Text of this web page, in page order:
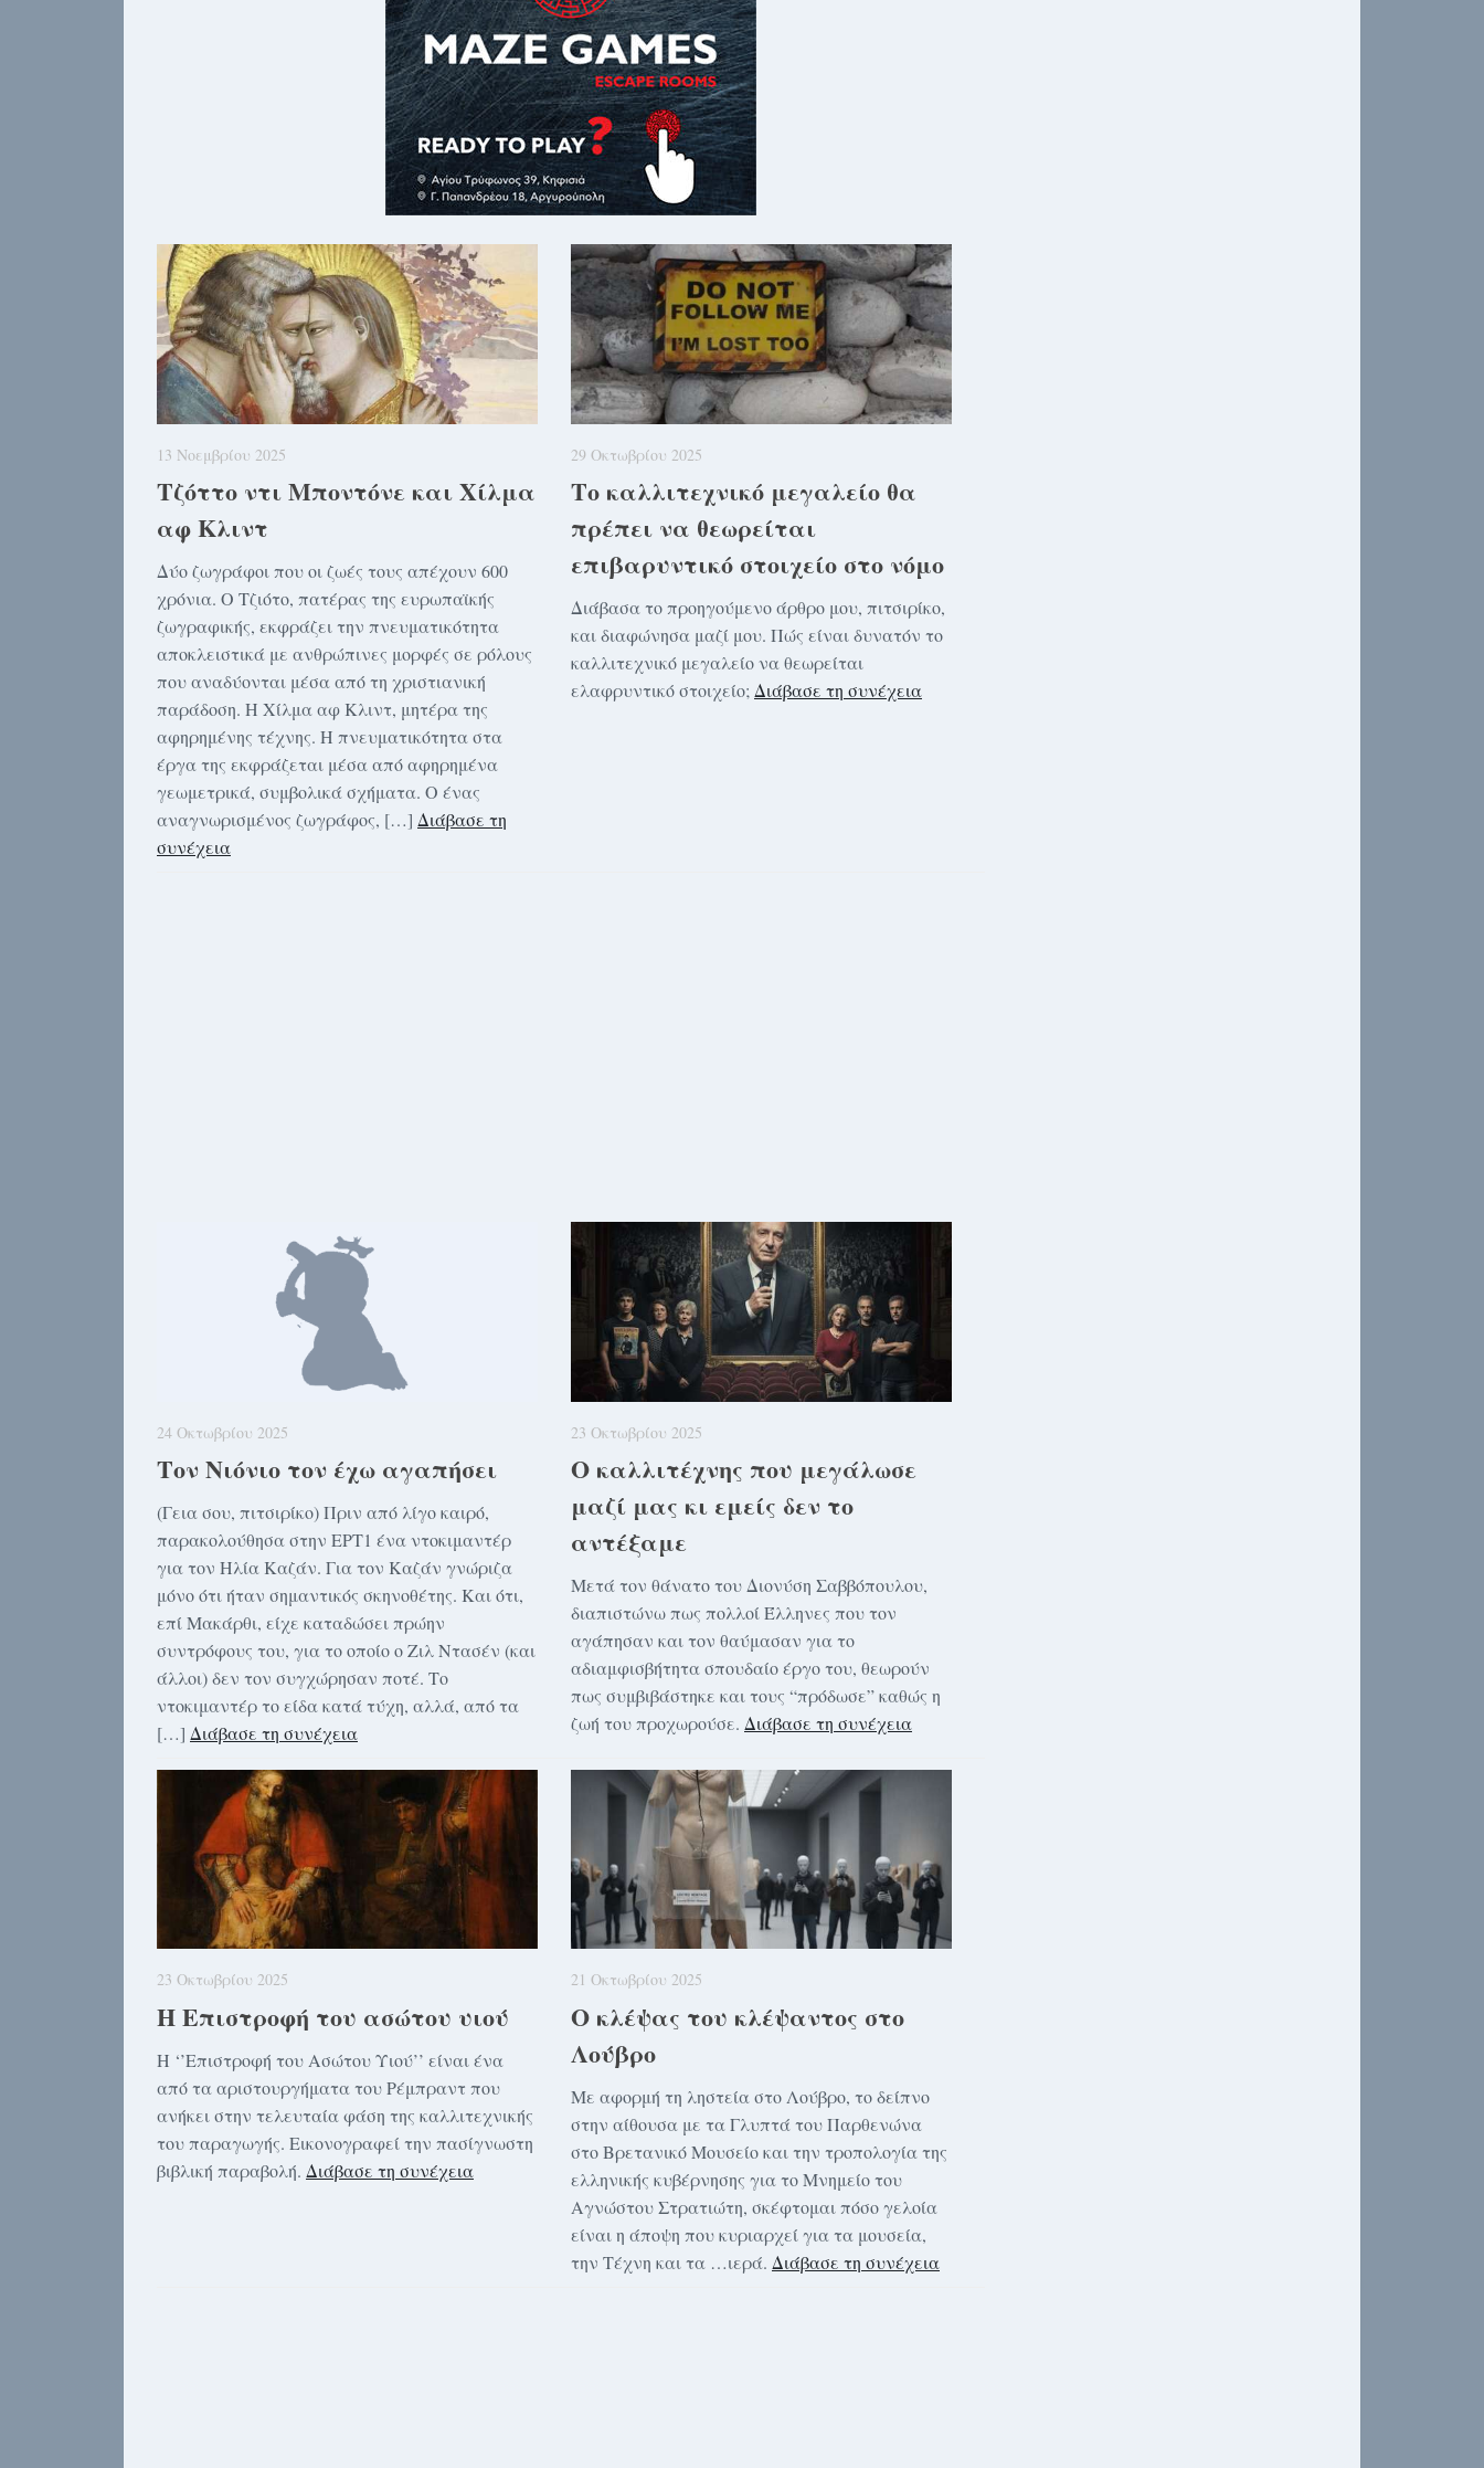
13 Νοεμβρίου 2025
Τζόττο ντι Μποντόνε και Χίλμα
αφ Κλιντ
Δύο ζωγράφοι που οι ζωές τους απέχουν 600
χρόνια. Ο Τζιότο, πατέρας της ευρωπαϊκής
ζωγραφικής, εκφράζει την πνευματικότητα
αποκλειστικά με ανθρώπινες μορφές σε ρόλους
που αναδύονται μέσα από τη χριστιανική
παράδοση. Η Χίλμα αφ Κλιντ, μητέρα της
αφηρημένης τέχνης. Η πνευματικότητα στα
έργα της εκφράζεται μέσα από αφηρημένα
γεωμετρικά, συμβολικά σχήματα. Ο ένας
αναγνωρισμένος ζωγράφος, […] Διάβασε τη
συνέχεια
29 Οκτωβρίου 2025
Το καλλιτεχνικό μεγαλείο θα
πρέπει να θεωρείται
επιβαρυντικό στοιχείο στο νόμο
Διάβασα το προηγούμενο άρθρο μου, πιτσιρίκο,
και διαφώνησα μαζί μου. Πώς είναι δυνατόν το
καλλιτεχνικό μεγαλείο να θεωρείται
ελαφρυντικό στοιχείο;Διάβασε τη συνέχεια
24 Οκτωβρίου 2025
Τον Νιόνιο τον έχω αγαπήσει
(Γεια σου, πιτσιρίκο) Πριν από λίγο καιρό,
παρακολούθησα στην ΕΡΤ1 ένα ντοκιμαντέρ
για τον Ηλία Καζάν. Για τον Καζάν γνώριζα
μόνο ότι ήταν σημαντικός σκηνοθέτης. Και ότι,
επί Μακάρθι, είχε καταδώσει πρώην
συντρόφους του, για το οποίο ο Ζιλ Ντασέν (και
άλλοι) δεν τον συγχώρησαν ποτέ. Το
ντοκιμαντέρ το είδα κατά τύχη, αλλά, από τα
[…] Διάβασε τη συνέχεια
23 Οκτωβρίου 2025
Ο καλλιτέχνης που μεγάλωσε
μαζί μας κι εμείς δεν το
αντέξαμε
Μετά τον θάνατο του Διονύση Σαββόπουλου,
διαπιστώνω πως πολλοί Έλληνες που τον
αγάπησαν και τον θαύμασαν για το
αδιαμφισβήτητα σπουδαίο έργο του, θεωρούν
πως συμβιβάστηκε και τους “πρόδωσε” καθώς η
ζωή του προχωρούσε. Διάβασε τη συνέχεια
23 Οκτωβρίου 2025
Η Επιστροφή του ασώτου υιού
Η ‘’Επιστροφή του Ασώτου Υιού’’ είναι ένα
από τα αριστουργήματα του Ρέμπραντ που
ανήκει στην τελευταία φάση της καλλιτεχνικής
του παραγωγής. Εικονογραφεί την πασίγνωστη
βιβλική παραβολή. Διάβασε τη συνέχεια
21 Οκτωβρίου 2025
Ο κλέψας του κλέψαντος στο
Λούβρο
Με αφορμή τη ληστεία στο Λούβρο, το δείπνο
στην αίθουσα με τα Γλυπτά του Παρθενώνα
στο Βρετανικό Μουσείο και την τροπολογία της
ελληνικής κυβέρνησης για το Μνημείο του
Αγνώστου Στρατιώτη, σκέφτομαι πόσο γελοία
είναι η άποψη που κυριαρχεί για τα μουσεία,
την Τέχνη και τα …ιερά. Διάβασε τη συνέχεια